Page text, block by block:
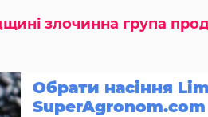
злочинна група
Обрати насіння
SuperAgronom.com